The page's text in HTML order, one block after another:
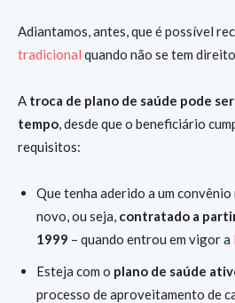
Adiantamos, antes, que é possível
tradicional quando não se tem
A troca de plano de saúde pode
tempo, desde que o beneficiário
requisitos:
Que tenha aderido a um
novo, ou seja, contratado a
1999 – quando entrou em vigor a
Esteja com o plano de saúde
processo de aproveitamento de